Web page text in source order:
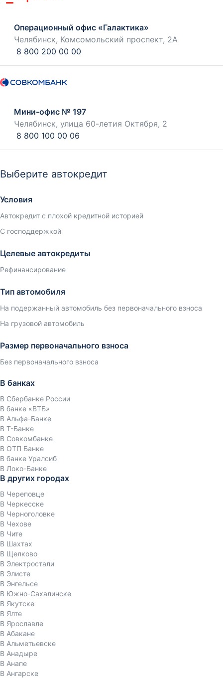
Операционный офис «Галактика»
Челябинск, Комсомольский проспект, 2А
8 800 200 00 00
Мини-офис № 197
Челябинск, улица 60-летия Октября, 2
8 800 100 00 06
Выберите автокредит
Условия
Автокредит с плохой кредитной историей
С господдержкой
Целевые автокредиты
Рефинансирование
Тип автомобиля
На подержанный автомобиль без первоначального взноса
На грузовой автомобиль
Размер первоначального взноса
Без первоначального взноса
В банках
В Сбербанке России
В банке «ВТБ»
В Альфа-Банке
В Т-Банке
В Совкомбанке
В ОТП Банке
В банке Уралсиб
В Локо-Банке
В других городах
В Череповце
В Черкесске
В Черноголовке
В Чехове
В Чите
В Шахтах
В Щелково
В Электростали
В Элисте
В Энгельсе
В Южно-Сахалинске
В Якутске
В Ялте
В Ярославле
В Абакане
В Альметьевске
В Анадыре
В Анапе
В Ангарске